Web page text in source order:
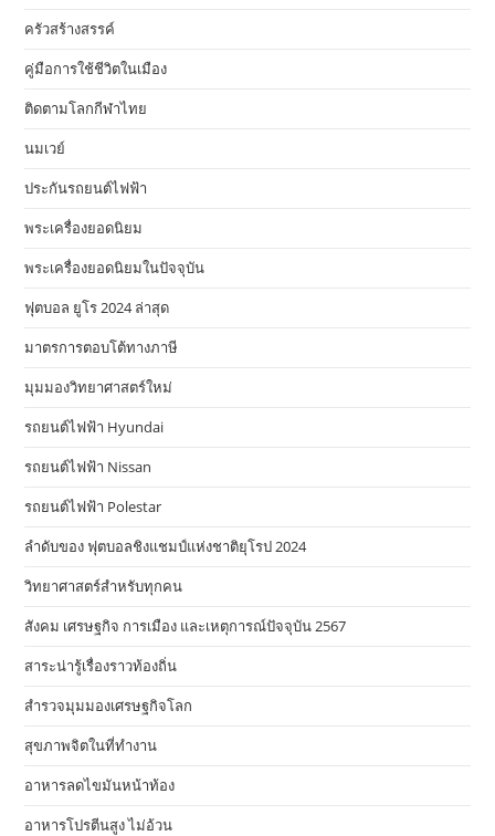
ครัวสร้างสรรค์
คู่มือการใช้ชีวิตในเมือง
ติดตามโลกกีฬาไทย
นมเวย์
ประกันรถยนต์ไฟฟ้า
พระเครื่องยอดนิยม
พระเครื่องยอดนิยมในปัจจุบัน
ฟุตบอล ยูโร 2024 ล่าสุด
มาตรการตอบโต้ทางภาษี
มุมมองวิทยาศาสตร์ใหม่
รถยนต์ไฟฟ้า Hyundai
รถยนต์ไฟฟ้า Nissan
รถยนต์ไฟฟ้า Polestar
ลำดับของ ฟุตบอลชิงแชมป์แห่งชาติยุโรป 2024
วิทยาศาสตร์สำหรับทุกคน
สังคม เศรษฐกิจ การเมือง และเหตุการณ์ปัจจุบัน 2567
สาระน่ารู้เรื่องราวท้องถิ่น
สำรวจมุมมองเศรษฐกิจโลก
สุขภาพจิตในที่ทำงาน
อาหารลดไขมันหน้าท้อง
อาหารโปรตีนสูง ไม่อ้วน